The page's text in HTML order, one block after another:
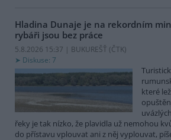
Hladina Dunaje je na rekordním
rybáři jsou bez práce
5.8.2026 15:37 | BUKUREŠŤ (ČTK)
Diskuse: 7
které
řeky je tak nízko, že plavidla už nemohou
do přístavu vplouvat ani z něj vyplouvat,